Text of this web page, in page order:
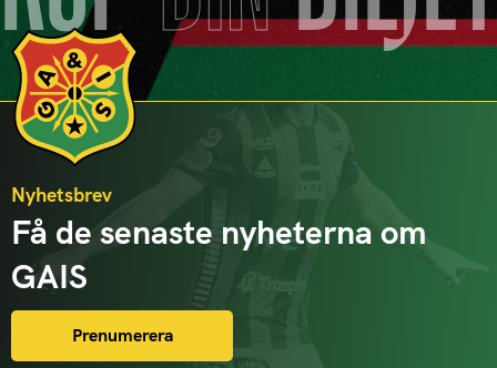
Nyhetsbrev
Få de senaste nyheterna om
GAIS
Prenumerera